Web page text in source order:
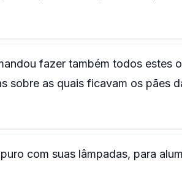
fazer também todos estes
sobre as quais ficavam os pães
com suas lâmpadas, para